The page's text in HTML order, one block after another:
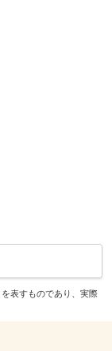
表すものであり、実際